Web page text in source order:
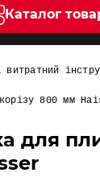
Каталог
витратний
800 мм
для